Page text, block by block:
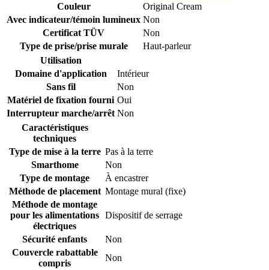
Couleur
Original Cream
Avec indicateur/témoin lumineux Non
Certificat TÜV
Non
Type de prise/prise murale
Haut-parleur
Utilisation
Domaine d'application
Intérieur
Sans fil
Non
Matériel de fixation fourni Oui
Interrupteur marche/arrêt Non
Caractéristiques
techniques
Type de mise à la terre Pas à la terre
Smarthome
Non
Type de montage
À encastrer
Méthode de placement Montage mural (fixe)
Méthode de montage
pour les alimentations
électriques
Dispositif de serrage
Sécurité enfants
Non
Couvercle rabattable
compris
Non